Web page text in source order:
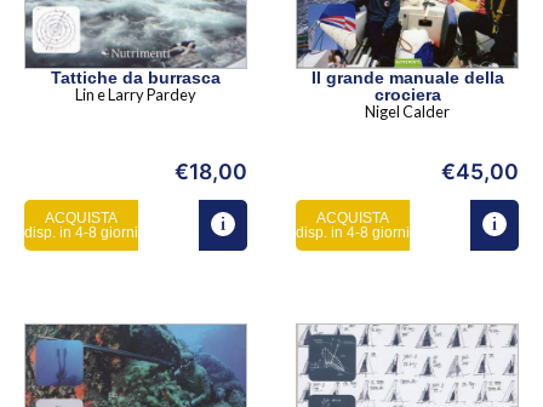
Tattiche da burrasca
Lin e Larry Pardey
€18,00
ACQUISTA
disp. in 4-8 giorni
Il grande manuale della
crociera
Nigel Calder
€45,00
ACQUISTA
disp. in 4-8 giorni